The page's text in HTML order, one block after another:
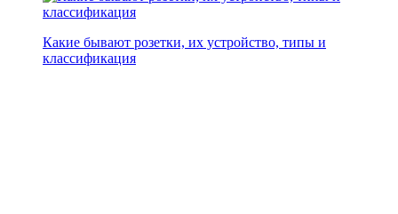
Какие бывают розетки, их устройство, типы и
классификация